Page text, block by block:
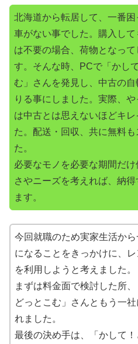
北海道から転居して、一番
車がない事でした。購入し
は不要の場合、荷物となっ
す。そんな時、PCで「かし
む」さんを発見し、中古の
りる事にしました。実際、
は中古とは思えないほどキレ
た。配送・回収、共に無料
た。
必要なモノを必要な期間だ
さやニーズを考えれば、納
ます。
今回就職のため実家生活から
になることをきっかけに、
を利用しようと考えました。
まずは料金面で検討した所、
どっとこむ」さんともう一社
れました。
最後の決め手は、「かして！